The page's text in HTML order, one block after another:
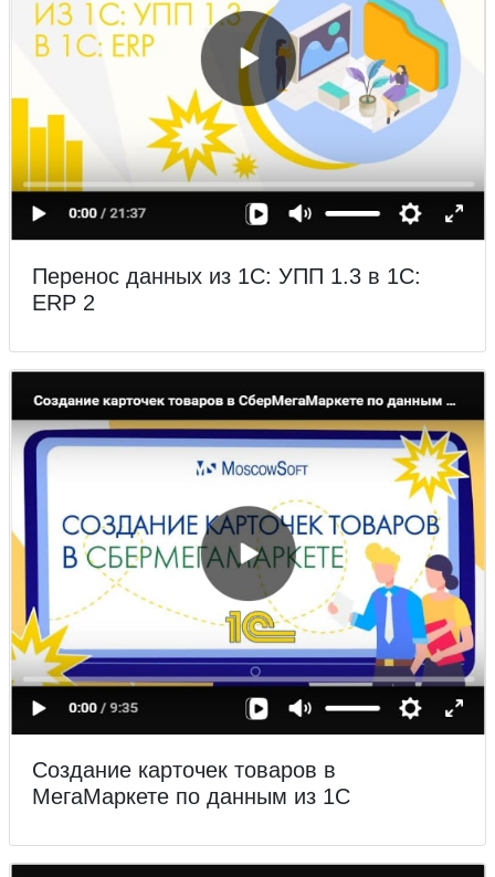
Перенос данных из 1С: УПП 1.3 в 1С:
ERP 2
Создание карточек товаров в
МегаМаркете по данным из 1С